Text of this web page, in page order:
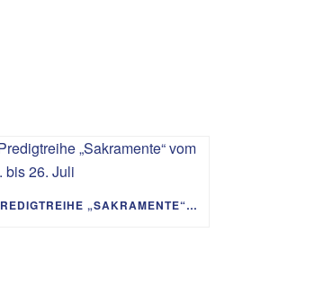
PREDIGTREIHE „SAKRAMENTE“ VOM 12. BIS 26. JULI